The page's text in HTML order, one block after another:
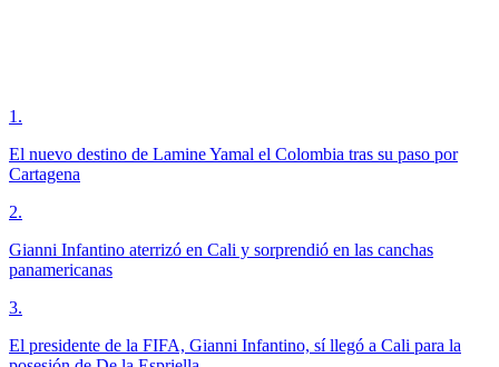
1 .
El nuevo destino de Lamine Yamal el Colombia tras su paso por
Cartagena
2.
Gianni Infantino aterrizó en Cali y sorprendió en las canchas
panamericanas
3.
El presidente de la FIFA, Gianni Infantino, sí llegó a Cali para la